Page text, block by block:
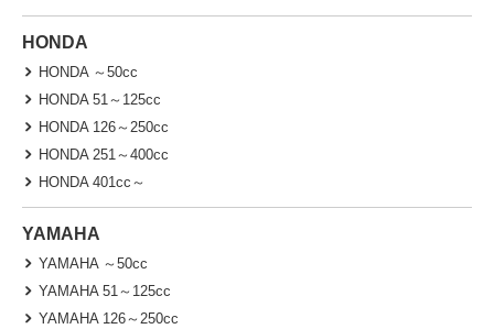
HONDA
HONDA ～50cc
HONDA 51～125cc
HONDA 126～250cc
HONDA 251～400cc
HONDA 401cc～
YAMAHA
YAMAHA ～50cc
YAMAHA 51～125cc
YAMAHA 126～250cc